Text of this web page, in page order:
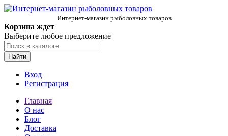
Интернет-магазин рыболовных товаров
Корзина ждет
Выберите любое предложение
Найти
Вход
Регистрация
Главная
О нас
Блог
Доставка